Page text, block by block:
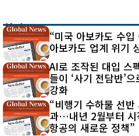
최신 글
“미국 아보카도 수입
아보카도 업계 위기
AI로 조작된 대입 스
들이 ‘사기 전담반’
강화
“비행기 수하물 선반
과…내년 2월부터 시
항공의 새로운 정책”